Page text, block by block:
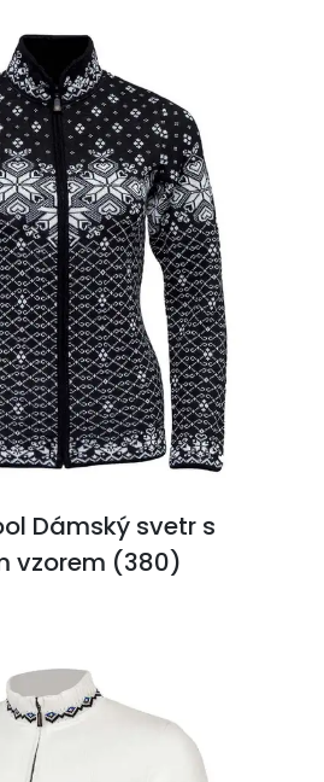
Dámský svetr s
vzorem (380)